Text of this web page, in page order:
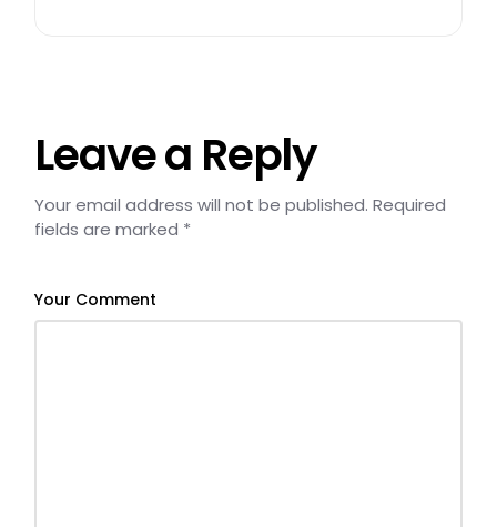
Leave a Reply
Your email address will not be published. Required
fields are marked *
Your Comment